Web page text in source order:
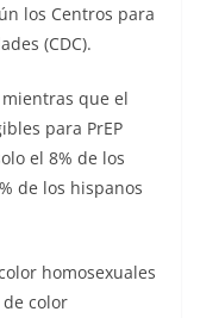
los Centros para
(CDC).
que el
para PrEP
el 8% de los
de los hispanos
homosexuales
color